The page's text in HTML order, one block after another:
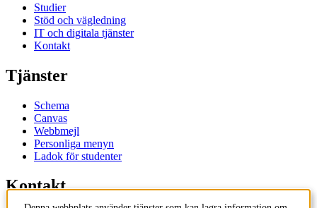
Studier
Stöd och vägledning
IT och digitala tjänster
Kontakt
Tjänster
Schema
Canvas
Webbmejl
Personliga menyn
Ladok för studenter
Kontakt